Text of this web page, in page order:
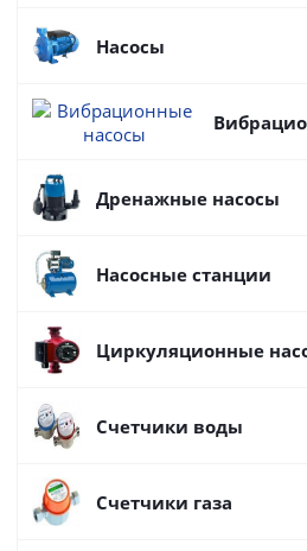
Насосы
Дренажные насосы
Насосные станции
Циркуляционные
Счетчики воды
Счетчики газа